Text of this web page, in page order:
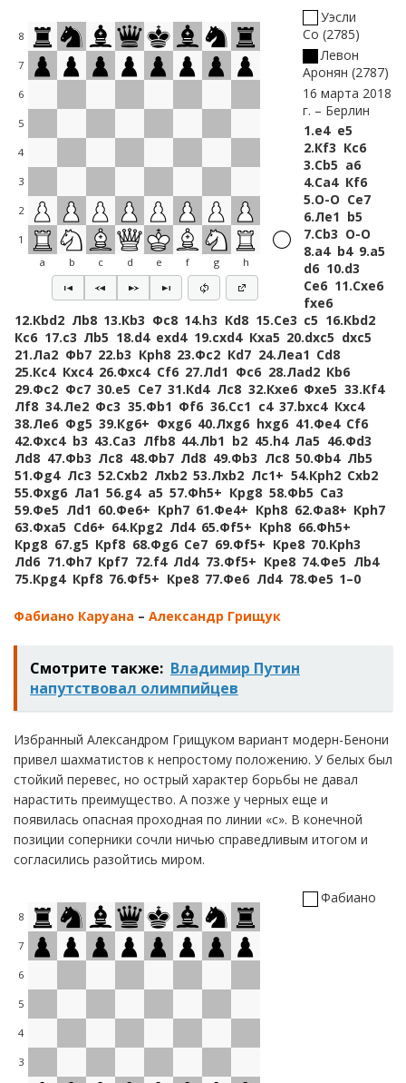
8
7
6
5
4
3
2
1
a
b c d e f g h
Уэсли
Со 2785
Левон
Аронян 2787
16 марта 2018
г.
Берлин
1.e4 e5
2.Кf3 Кc6
3.Сb5 a6
4.Сa4 Кf6
5.O-O Сe7
6.Лe1 b5
7.Сb3 O-O
8.a4 b4 9.a5
d6 10.d3
Сe6 11.Сxe6
fxe6
12.Кbd2 Лb8 13.Кb3 Фc8 14.h3 Кd8 15.Сe3 c5 16.Кbd2
Кc6 17.c3 Лb5 18.d4 exd4 19.cxd4 Кxa5 20.dxc5 dxc5
21.Лa2 Фb7 22.b3 Крh8 23.Фc2 Кd7 24.Лea1 Сd8
25.Кc4 Кxc4 26.Фxc4 Сf6 27.Лd1 Фc6 28.Лad2 Кb6
29.Фc2 Фc7 30.e5 Сe7 31.Кd4 Лc8 32.Кxe6 Фxe5 33.Кf4
Лf8 34.Лe2 Фc3 35.Фb1 Фf6 36.Сc1 c4 37.bxc4 Кxc4
38.Лe6 Фg5 39.Кg6+ Фxg6 40.Лxg6 hxg6 41.Фe4 Сf6
42.Фxc4 b3 43.Сa3 Лfb8 44.Лb1 b2 45.h4 Лa5 46.Фd3
Лd8 47.Фb3 Лc8 48.Фb7 Лd8 49.Фb3 Лc8 50.Фb4 Лb5
51.Фg4 Лc3 52.Сxb2 Лxb2 53.Лxb2 Лc1+ 54.Крh2 Сxb2
55.Фxg6 Лa1 56.g4 a5 57.Фh5+ Крg8 58.Фb5 Сa3
59.Фe5 Лd1 60.Фe6+ Крh7 61.Фe4+ Крh8 62.Фa8+ Крh7
63.Фxa5 Сd6+ 64.Крg2 Лd4 65.Фf5+ Крh8 66.Фh5+
Крg8 67.g5 Крf8 68.Фg6 Сe7 69.Фf5+ Крe8 70.Крh3
Лd6 71.Фh7 Крf7 72.f4 Лd4 73.Фf5+ Крe8 74.Фe5 Лb4
75.Крg4 Крf8 76.Фf5+ Крe8 77.Фe6 Лd4 78.Фe5 1–0
Фабиано Каруана – Александр Грищук
Смотрите также: Владимир Путин
напутствовал олимпийцев
Избранный Александром Грищуком вариант модерн-Бенони
привел шахматистов к непростому положению. У белых был
стойкий перевес, но острый характер борьбы не давал
нарастить преимущество. А позже у черных еще и
появилась опасная проходная по линии «с». В конечной
позиции соперники сочли ничью справедливым итогом и
согласились разойтись миром.
8
7
6
5
4
3
Фабиано